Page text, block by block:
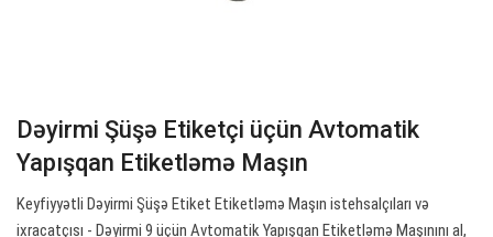
Dəyirmi Şüşə Etiketçi üçün Avtomatik
Yapışqan Etiketləmə Maşın
Keyfiyyətli Dəyirmi Şüşə Etiket Etiketləmə Maşın istehsalçıları və
ixracatçısı - Dəyirmi 9 üçün Avtomatik Yapışqan Etiketləmə Maşınını al,